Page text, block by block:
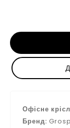
Офісне
Бренд: